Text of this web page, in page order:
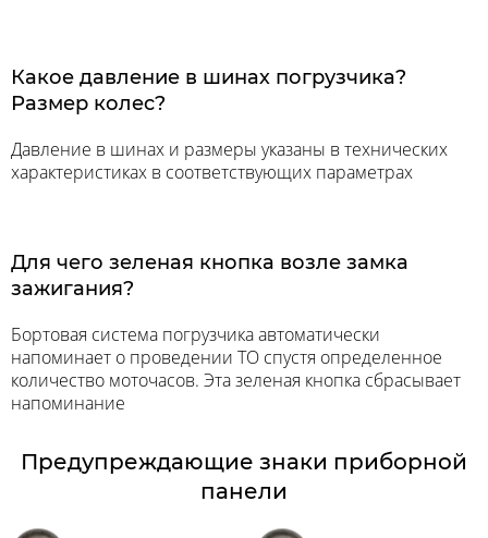
Какое давление в шинах погрузчика?
Размер колес?
Давление в шинах и размеры указаны в технических
характеристиках в соответствующих параметрах
Для чего зеленая кнопка возле замка
зажигания?
Бортовая система погрузчика автоматически
напоминает о проведении ТО спустя определенное
количество моточасов. Эта зеленая кнопка сбрасывает
напоминание
Предупреждающие знаки приборной
панели